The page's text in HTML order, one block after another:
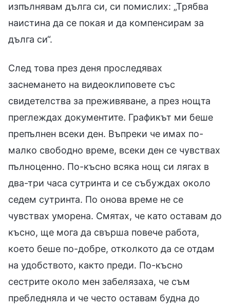
изпълнявам дълга си, си помислих: „Трябва
наистина да се покая и да компенсирам за
дълга си“.
След това през деня проследявах
заснемането на видеоклиповете със
свидетелства за преживяване, а през нощта
преглеждах документите. Графикът ми беше
препълнен всеки ден. Въпреки че имах по-
малко свободно време, всеки ден се чувствах
пълноценно. По-късно всяка нощ си лягах в
два-три часа сутринта и се събуждах около
седем сутринта. По онова време не се
чувствах уморена. Смятах, че като оставам до
късно, ще мога да свърша повече работа,
което беше по-добре, отколкото да се отдам
на удобството, както преди. По-късно
сестрите около мен забелязаха, че съм
пребледняла и че често оставам будна до